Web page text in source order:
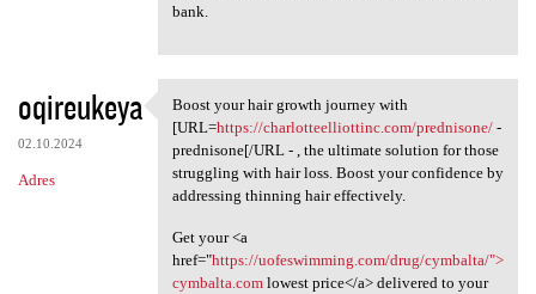
bank.
oqireukeya
02.10.2024
Adres
Boost your hair growth
Boost your hair growth journey with
[URL=https://charlotteelliottinc.com/prednisone/-
prednisone[/URL - , the ultimate solution for those
struggling with hair loss. Boost your confidence by
addressing thinning hair effectively.
Get your <a
href="https://uofeswimming.com/drug/cymbalta/">
cymbalta.comlowest price</a> delivered to your